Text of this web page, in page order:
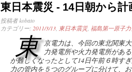
東日本震災 - 14日朝から計
投稿者kobato
カテゴリー: 2011/3/13 東日本震災 福島第一原子
東 京電力は、今回の東北関東
力発電所や火力発電所があ
が難しくなったとして14日午前６時す
力の管内を５つのグループに分けて、